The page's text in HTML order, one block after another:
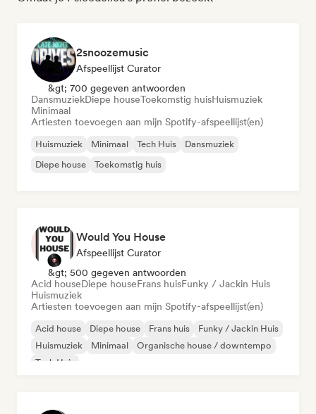
2snoozemusic
Afspeellijst Curator
&gt; 700 gegeven antwoorden
DansmuziekDiepe houseToekomstig huisHuismuziek
Minimaal
Artiesten toevoegen aan mijn Spotify-afspeellijst(en)
Huismuziek Minimaal Tech Huis
Dansmuziek
Diepe house
Toekomstig huis
Would You House
Afspeellijst Curator
&gt; 500 gegeven antwoorden
Acid houseDiepe houseFrans huisFunky / Jackin Huis
Huismuziek
Artiesten toevoegen aan mijn Spotify-afspeellijst(en)
Acid house Diepe house Frans huis
Funky / Jackin Huis
Huismuziek
Minimaal
Organische house / downtempo
Tech Huis